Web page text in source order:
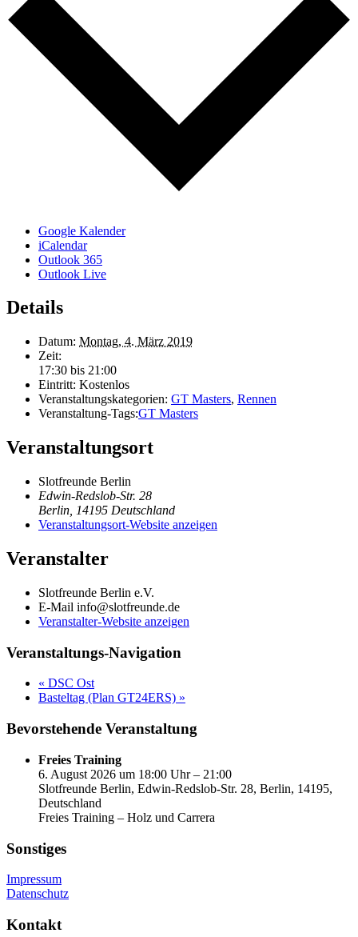
Google Kalender
iCalendar
Outlook 365
Outlook Live
Details
Datum: Montag, 4. März 2019
Zeit:
17:30 bis 21:00
Eintritt: Kostenlos
Veranstaltungskategorien: GT Masters, Rennen
Veranstaltung-Tags:GT Masters
Veranstaltungsort
Slotfreunde Berlin
Edwin-Redslob-Str. 28
Berlin 14195 Deutschland
Veranstaltungsort-Website anzeigen
Veranstalter
Slotfreunde Berlin e.V.
E-Mail info@slotfreunde.de
Veranstalter-Website anzeigen
Veranstaltungs-Navigation
« DSC Ost
Basteltag (Plan GT24ERS) »
Bevorstehende Veranstaltung
Freies Training
6. August 2026 um 18:00 Uhr – 21:00
Slotfreunde Berlin, Edwin-Redslob-Str. 28, Berlin, 14195,
Deutschland
Freies Training – Holz und Carrera
Sonstiges
Impressum
Datenschutz
Kontakt